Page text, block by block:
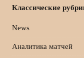
Классические
News
Аналитика матчей